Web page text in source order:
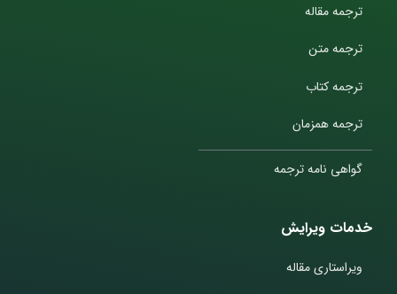
ترجمه مقاله
ترجمه متن
ترجمه کتاب
ترجمه همزمان
گواهی نامه ترجمه
خدمات ویرایش
ویراستاری مقاله